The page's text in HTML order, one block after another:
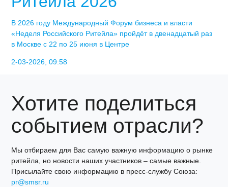
В 2026 году Международный Форум бизнеса и власти
«Неделя Российского Ритейла» пройдёт в двенадцатый раз
в Москве с 22 по 25 июня в Центре
2-03-2026, 09:58
Хотите поделиться
событием отрасли?
Мы отбираем для Вас самую важную информацию о рынке
ритейла, но новости наших участников – самые важные.
Присылайте свою информацию в пресс-службу Союза:
pr@smsr.ru